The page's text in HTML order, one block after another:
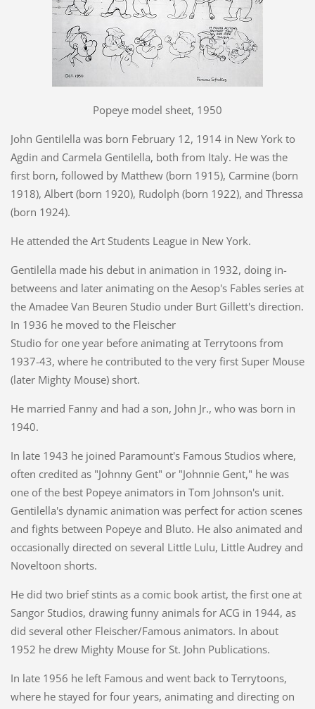
Popeye model sheet, 1950
John Gentilella was born February 12, 1914 in New York to
Agdin and Carmela Gentilella, both from Italy. He was the
first born, followed by Matthew (born 1915), Carmine (born
1918), Albert (born 1920), Rudolph (born 1922), and Thressa
(born 1924).
He attended the Art Students League in New York.
Gentilella made his debut in animation in 1932, doing in-
betweens and later animating on the Aesop's Fables series at
the Amadee Van Beuren Studio under Burt Gillett's direction.
In 1936 he moved to the Fleischer
Studio for one year before animating at Terrytoons from
1937-43, where he contributed to the very first Super Mouse
(later Mighty Mouse) short.
He married Fanny and had a son, John Jr., who was born in
1940.
In late 1943 he joined Paramount's Famous Studios where,
often credited as "Johnny Gent" or "Johnnie Gent," he was
one of the best Popeye animators in Tom Johnson's unit.
Gentilella's dynamic animation was perfect for action scenes
and fights between Popeye and Bluto. He also animated and
occasionally directed on several Little Lulu, Little Audrey and
Noveltoon shorts.
He did two brief stints as a comic book artist, the first one at
Sangor Studios, drawing funny animals for ACG in 1944, as
did several other Fleischer/Famous animators. In about
1952 he drew Mighty Mouse for St. John Publications.
In late 1956 he left Famous and went back to Terrytoons,
where he stayed for four years, animating and directing on